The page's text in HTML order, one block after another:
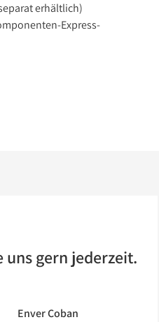
erhältlich)
Express-
uns gern jederzeit.
Enver Coban